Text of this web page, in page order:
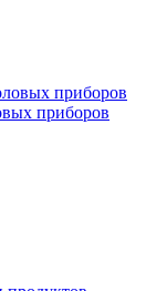
приборов